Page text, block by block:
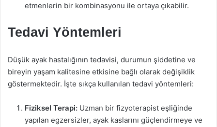
etmenlerin bir kombinasyonu ile ortaya çıkabilir.
Tedavi Yöntemleri
Düşük ayak hastalığının tedavisi, durumun şiddetine ve
bireyin yaşam kalitesine etkisine bağlı olarak değişiklik
göstermektedir. İşte sıkça kullanılan tedavi yöntemleri:
Fiziksel Terapi: Uzman bir fizyoterapist eşliğinde
yapılan egzersizler, ayak kaslarını güçlendirmeye ve